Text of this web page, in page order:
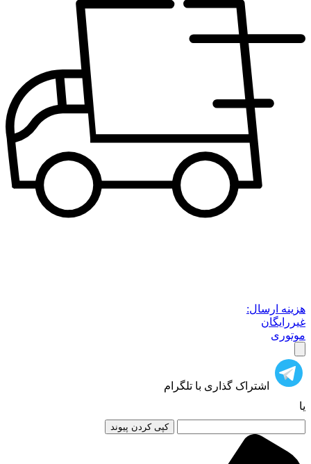
هزینه ارسال:
غیررایگان
موتوری
اشتراک گذاری با تلگرام
یا
کپی کردن پیوند